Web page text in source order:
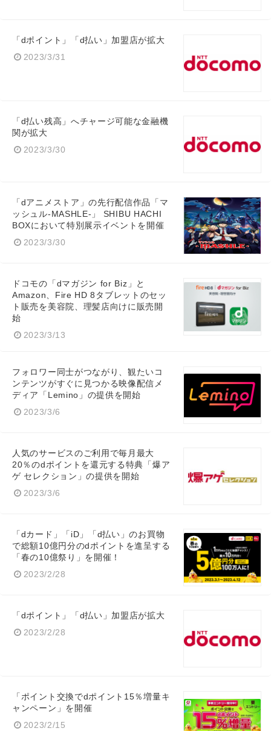
「dポイント」「d払い」加盟店が拡大
2023/3/31
「d払い残高」へチャージ可能な金融機
関が拡大
2023/3/30
「dアニメストア」の先行配信作品「マ
ッシュル-MASHLE-」 SHIBU HACHI
BOXにおいて特別展示イベントを開催
2023/3/30
ドコモの「dマガジン for Biz」と
Amazon、Fire HD 8タブレットのセッ
ト販売を美容院、理髪店向けに販売開
始
2023/3/13
フォロワー同士がつながり、観たいコ
ンテンツがすぐに見つかる映像配信メ
ディア「Lemino」の提供を開始
2023/3/6
人気のサービスのご利用で毎月最大
20％のdポイントを還元する特典「爆ア
ゲ セレクション」の提供を開始
2023/3/6
「dカード」「iD」「d払い」のお買物
で総額10億円分のdポイントを進呈する
「春の10億祭り」を開催！
2023/2/28
「dポイント」「d払い」加盟店が拡大
2023/2/28
「ポイント交換でdポイント15％増量キ
ャンペーン」を開催
2023/2/15